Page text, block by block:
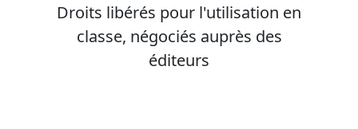
Droits libérés pour l'utilisation en
classe, négociés auprès des
éditeurs